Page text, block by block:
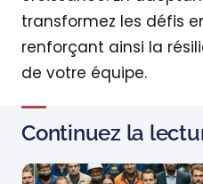
transformez les défis
renforçant ainsi la
de votre équipe.
Continuez la